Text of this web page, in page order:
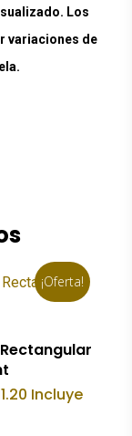
Los
variaciones de
¡Oferta!
Al Carrito
El
precio
Incluye